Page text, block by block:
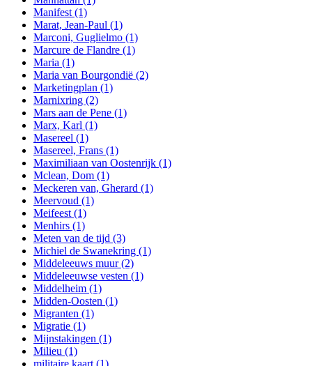
Manifest (1)
Marat, Jean-Paul (1)
Marconi, Guglielmo (1)
Marcure de Flandre (1)
Maria (1)
Maria van Bourgondië (2)
Marketingplan (1)
Marnixring (2)
Mars aan de Pene (1)
Marx, Karl (1)
Masereel (1)
Masereel, Frans (1)
Maximiliaan van Oostenrijk (1)
Mclean, Dom (1)
Meckeren van, Gherard (1)
Meervoud (1)
Meifeest (1)
Menhirs (1)
Meten van de tijd (3)
Michiel de Swanekring (1)
Middeleeuws muur(2)
Middeleeuwse vesten (1)
Middelheim (1)
Midden-Oosten (1)
Migranten (1)
Migratie (1)
Mijnstakingen (1)
Milieu (1)
militaire kaart (1)